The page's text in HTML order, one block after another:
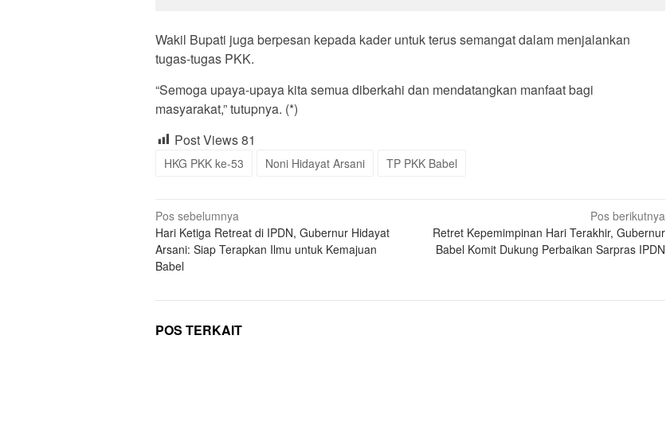
Wakil Bupati juga berpesan kepada kader untuk terus semangat dalam menjalankan
tugas-tugas PKK.
“Semoga upaya-upaya kita semua diberkahi dan mendatangkan manfaat bagi
masyarakat,” tutupnya. (*)
Post Views81
HKG PKK ke-53 Noni Hidayat Arsani TP PKK Babel
Navigasi
pos
Pos sebelumnya
Hari Ketiga Retreat di IPDN, Gubernur Hidayat
Arsani: Siap Terapkan Ilmu untuk Kemajuan
Babel
Pos berikutnya
Retret Kepemimpinan Hari Terakhir, Gubernur
Babel Komit Dukung Perbaikan Sarpras IPDN
POS TERKAIT